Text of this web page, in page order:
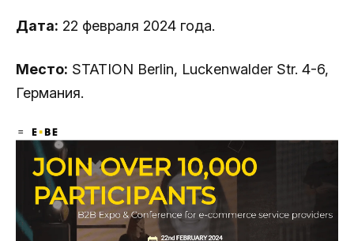
Дата: 22 февраля 2024 года.
Место: STATION Berlin, Luckenwalder Str. 4-6,
Германия.